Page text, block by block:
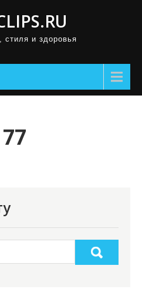
стиля и здоровья